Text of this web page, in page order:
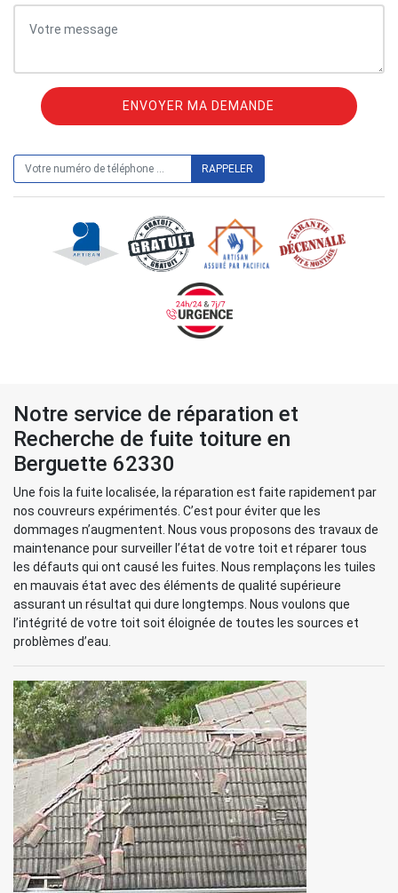
Notre service de réparation et
Recherche de fuite toiture en
Berguette 62330
Une fois la fuite localisée, la réparation est faite rapidement par
nos couvreurs expérimentés. C’est pour éviter que les
dommages n’augmentent. Nous vous proposons des travaux de
maintenance pour surveiller l’état de votre toit et réparer tous
les défauts qui ont causé les fuites. Nous remplaçons les tuiles
en mauvais état avec des éléments de qualité supérieure
assurant un résultat qui dure longtemps. Nous voulons que
l’intégrité de votre toit soit éloignée de toutes les sources et
problèmes d’eau.